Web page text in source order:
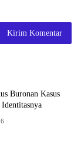
Buronan Kasus